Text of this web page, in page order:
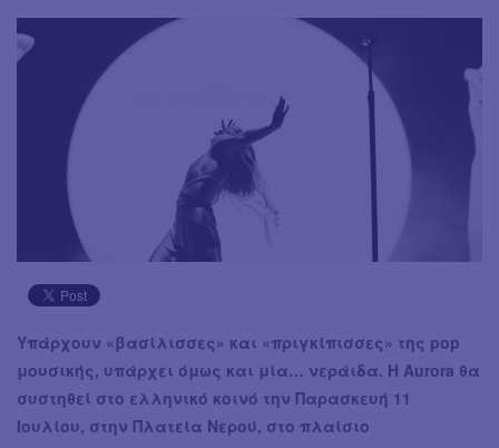
Υπάρχουν «βασίλισσες» και «πριγκίπισσες» της pop
μουσικής, υπάρχει όμως και μία… νεράιδα. Η Aurora θα
συστηθεί στο ελληνικό κοινό την Παρασκευή 11
Ιουλίου, στην Πλατεία Νερού, στο πλαίσιο